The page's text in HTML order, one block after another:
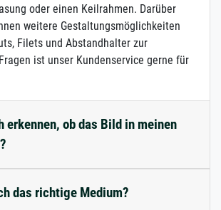
oder einen Keilrahmen. Darüber
weitere Gestaltungsmöglichkeiten
Filets und Abstandhalter zur
ist unser Kundenservice gerne für
erkennen, ob das Bild in meinen
das richtige Medium?